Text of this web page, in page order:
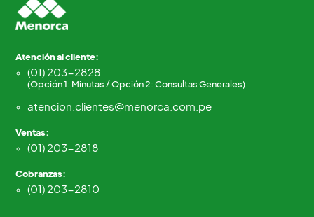
Atención al cliente:
(01) 203-2828
(Opción 1: Minutas / Opción 2: Consultas Generales)
atencion.clientes@menorca.com.pe
Ventas:
(01) 203-2818
Cobranzas:
(01) 203-2810